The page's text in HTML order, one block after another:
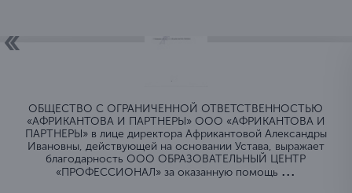
ОБЩЕСТВО C ОГРАНИЧЕННОЙ ОТВЕТСТВЕННОСТЬЮ
«АФРИКАНТОВА И ПАРТНЕРЫ» ООО «АФРИКАНТОВА И
ПАРТНЕРЫ» в лице директора Африкантовой Александры
Ивановны, действующей на основании Устава, выражает
благодарность ООО ОБРАЗОВАТЕЛЬНЫЙ ЦЕНТР
«ПРОФЕССИОНАЛ» за оказанную помощь ...